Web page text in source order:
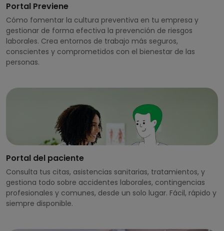
Portal Previene
Cómo fomentar la cultura preventiva en tu empresa y
gestionar de forma efectiva la prevención de riesgos
laborales. Crea entornos de trabajo más seguros,
conscientes y comprometidos con el bienestar de las
personas.
Portal del paciente
Consulta tus citas, asistencias sanitarias, tratamientos, y
gestiona todo sobre accidentes laborales, contingencias
profesionales y comunes, desde un solo lugar. Fácil, rápido y
siempre disponible.